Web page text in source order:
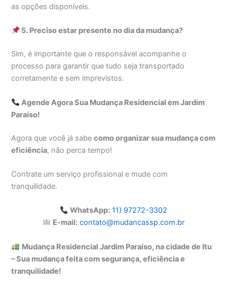
as opções disponíveis.
5. Preciso estar presente no dia da mudança?
Sim, é importante que o responsável acompanhe o
processo para garantir que tudo seja transportado
corretamente e sem imprevistos.
Agende Agora Sua Mudança Residencial em Jardim
Paraíso!
Agora que você já sabecomo organizar sua mudança com
eficiência, não perca tempo!
Contrate um serviço profissional e mude com
tranquilidade.
WhatsApp: 11) 97272-3302
E-mail: contato@mudancassp.com.br
Mudança Residencial Jardim Paraíso, na cidade de Itu
– Sua mudança feita com segurança, eficiência e
tranquilidade!